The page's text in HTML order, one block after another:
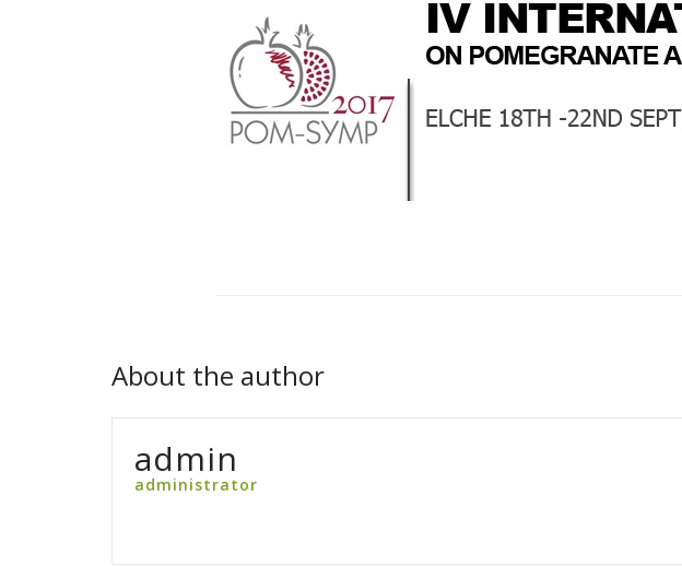
About the author
admin
administrator